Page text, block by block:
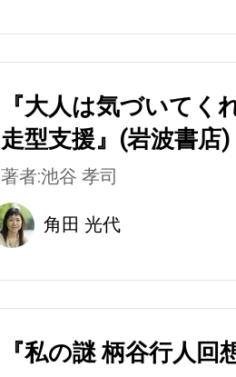
『大人は気づいてく
走型支援』(岩波書店)
著者:池谷 孝司
角田 光代
『私の謎 柄谷行人回